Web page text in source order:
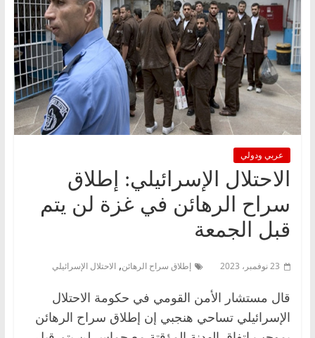
عربي ودولي
الاحتلال الإسرائيلي: إطلاق
سراح الرهائن في غزة لن يتم
قبل الجمعة
23 نوفمبر، 2023 إطلاق سراح الرهائن, الاحتلال الإسرائيلي
قال مستشار الأمن القومي في حكومة الاحتلال
الإسرائيلي تساحي هنجبي إن إطلاق سراح الرهائن